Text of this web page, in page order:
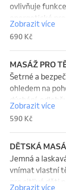
ovlivňuje
energetické
a příjemné
Zobrazit více
690 Kč
MASÁŽ PRO
Šetrné a
ohledem na
dýchání,
pocit lehkosti.
Zobrazit více
590 Kč
DĚTSKÁ
Jemná a
vnímat vlastní
pro citlivé děti
Zobrazit více